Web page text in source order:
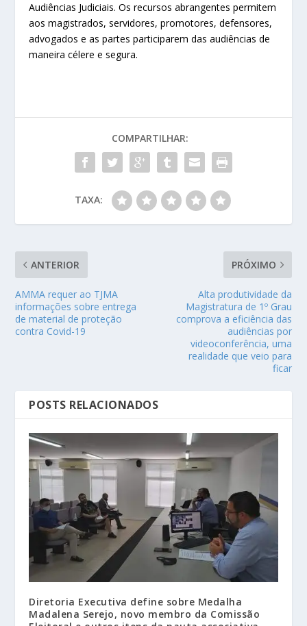
Audiências Judiciais. Os recursos abrangentes permitem
aos magistrados, servidores, promotores, defensores,
advogados e as partes participarem das audiências de
maneira célere e segura.
COMPARTILHAR:
TAXA:
ANTERIOR
AMMA requer ao TJMA
informações sobre entrega
de material de proteção
contra Covid-19
PRÓXIMO
Alta produtividade da
Magistratura de 1º Grau
comprova a eficiência das
audiências por
videoconferência, uma
realidade que veio para
ficar
POSTS RELACIONADOS
Diretoria Executiva define sobre Medalha
Madalena Serejo, novo membro da Comissão